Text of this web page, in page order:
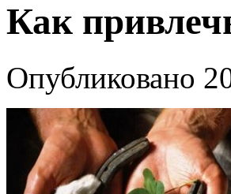
Как
Опубликовано